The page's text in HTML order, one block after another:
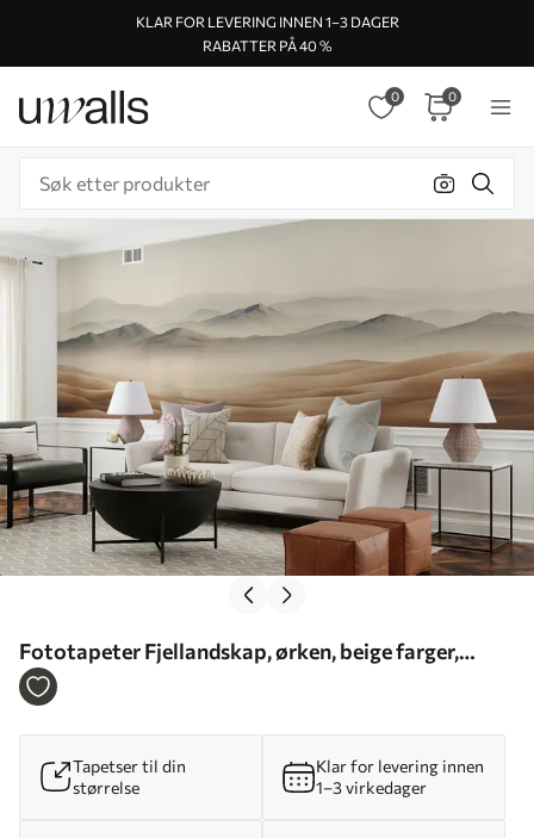
KLAR FOR LEVERING INNEN 1–3 DAGER
RABATTER PÅ 40 %
0 0
Fototapeter Fjellandskap, ørken, beige farger,
realisme Nr. u99456
Tapetser til din
størrelse
Klar for levering innen
1–3 virkedager